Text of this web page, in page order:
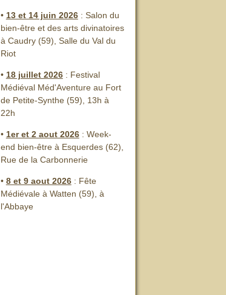
• 13 et 14 juin 2026: Salon du
bien-être et des arts divinatoires
à Caudry (59), Salle du Val du
Riot
• 18 juillet 2026: Festival
Médiéval Méd'Aventure au Fort
de Petite-Synthe (59), 13h à
22h
• 1er et 2 aout 2026: Week-
end bien-être à Esquerdes (62),
Rue de la Carbonnerie
• 8 et 9 aout 2026: Fête
Médiévale à Watten (59), à
l'Abbaye